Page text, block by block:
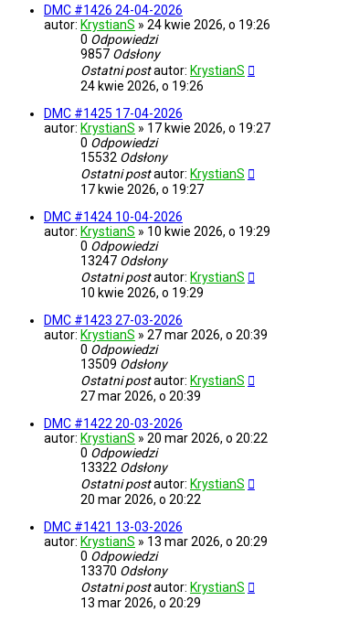
DMC #1426 24-04-2026
autor: KrystianS » 24 kwie 2026, o 19:26
0 Odpowiedzi
9857 Odsłony
Ostatni postautor: KrystianS
24 kwie 2026, o 19:26
DMC #1425 17-04-2026
autor: KrystianS » 17 kwie 2026, o 19:27
0 Odpowiedzi
15532 Odsłony
Ostatni postautor: KrystianS
17 kwie 2026, o 19:27
DMC #1424 10-04-2026
autor: KrystianS » 10 kwie 2026, o 19:29
0 Odpowiedzi
13247 Odsłony
Ostatni postautor: KrystianS
10 kwie 2026, o 19:29
DMC #1423 27-03-2026
autor: KrystianS » 27 mar 2026, o 20:39
0 Odpowiedzi
13509 Odsłony
Ostatni postautor: KrystianS
27 mar 2026, o 20:39
DMC #1422 20-03-2026
autor: KrystianS » 20 mar 2026, o 20:22
0 Odpowiedzi
13322 Odsłony
Ostatni postautor: KrystianS
20 mar 2026, o 20:22
DMC #1421 13-03-2026
autor: KrystianS » 13 mar 2026, o 20:29
0 Odpowiedzi
13370 Odsłony
Ostatni postautor: KrystianS
13 mar 2026, o 20:29